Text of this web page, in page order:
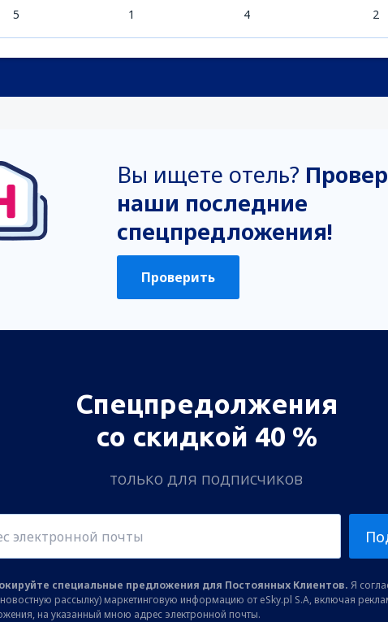
5 1 4 2
Вы ищете отель?
наши последние
спецпредложения!
Проверить
Спецпредолжения
со скидкой 40 %
только для подписчиков
специальные предложения для Постоянных Клиентов. Я
новостную рассылку) маркетинговую информацию от eSky.pl S.A, включая
на указанный мною адрес электронной почты.